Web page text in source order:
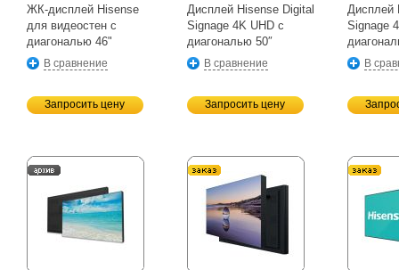
ЖК-дисплей Hisense
для видеостен c
диагональю 46"
В сравнение
Запросить цену
Дисплей Hisense Digital
Signage 4K UHD с
диагональю 50″
В сравнение
Запросить цену
Дисплей
Signage
В